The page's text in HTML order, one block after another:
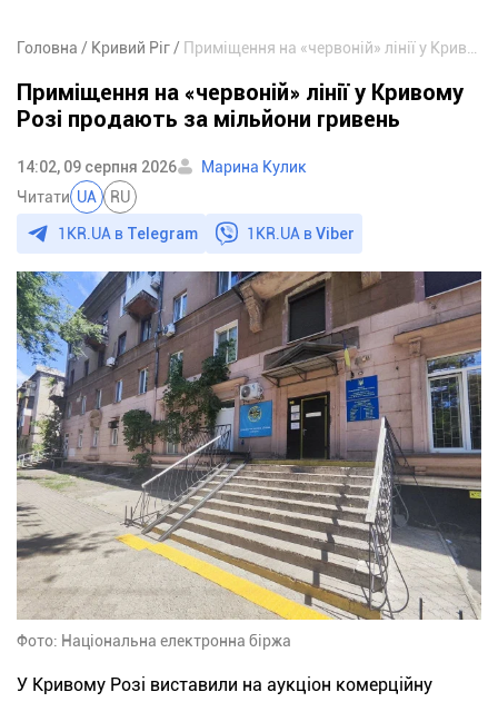
Головна Кривий Ріг
Приміщення на «червоній» лінії у Кривому
Розі продають за мільйони гривень
14:02, 09 серпня 2026
Марина Кулик
Читати UA RU
1KR.UA в Telegram 1KR.UA вViber
Фото: Національна електронна біржа
У Кривому Розі виставили на аукціон комерційну